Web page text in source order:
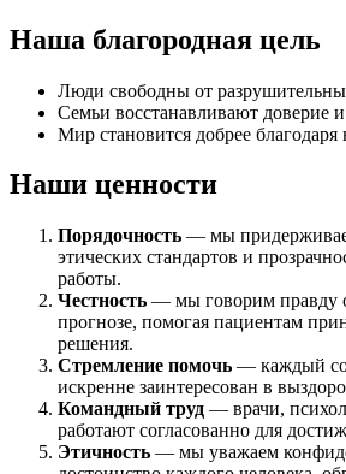
Наша благородная цель
Люди свободны от
Семьи восстанавливают доверие
Мир становится добрее
Наши ценности
Порядочность — мы
этических стандартов и
работы.
Честность — мы говорим правду
прогнозе, помогая пациентам
решения.
Стремление помочь — каждый
искренне заинтересован в
Командный труд — врачи,
работают согласованно для
Этичность — мы уважаем